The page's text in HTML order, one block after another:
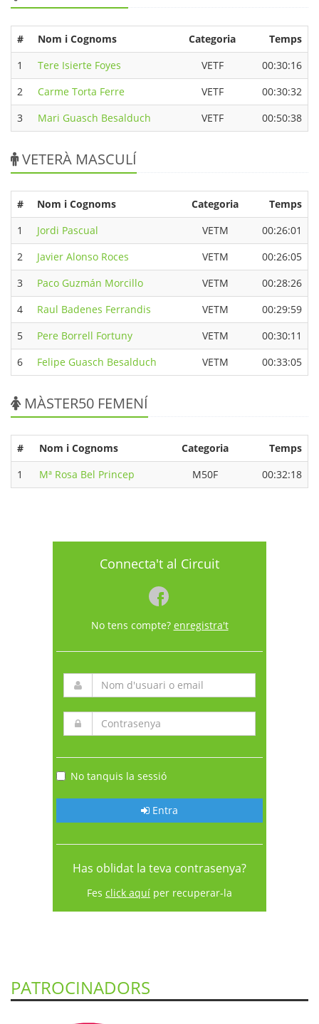
# Nom i Cognoms Categoria
Temps
1
Tere Isierte Foyes VETF
00:30:16
2
Carme Torta Ferre VETF
00:30:32
3
Mari Guasch Besalduch VETF 00:50:38
VETERÀ MASCULÍ
# Nom i Cognoms Categoria
Temps
1
Jordi Pascual VETM
00:26:01
2
Javier Alonso Roces VETM
00:26:05
3
Paco Guzmán Morcillo VETM
00:28:26
4
Raul Badenes Ferrandis VETM
00:29:59
5
Pere Borrell Fortuny VETM
00:30:11
6
Felipe Guasch Besalduch VETM 00:33:05
MÀSTER50 FEMENÍ
# Nom i Cognoms Categoria
Temps
1
Mª Rosa Bel Princep M50F 00:32:18
Connecta't al Circuit
No tens compte? enregistra't
No tanquis la sessió
Entra
Has oblidat la teva contrasenya?
Fes click aquí per recuperar-la
PATROCINADORS